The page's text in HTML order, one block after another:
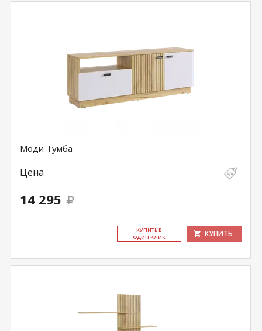
Моди Тумба
Цена
14 295
КУ­ПИТЬ В
ОДИН КЛИК
КУПИТЬ